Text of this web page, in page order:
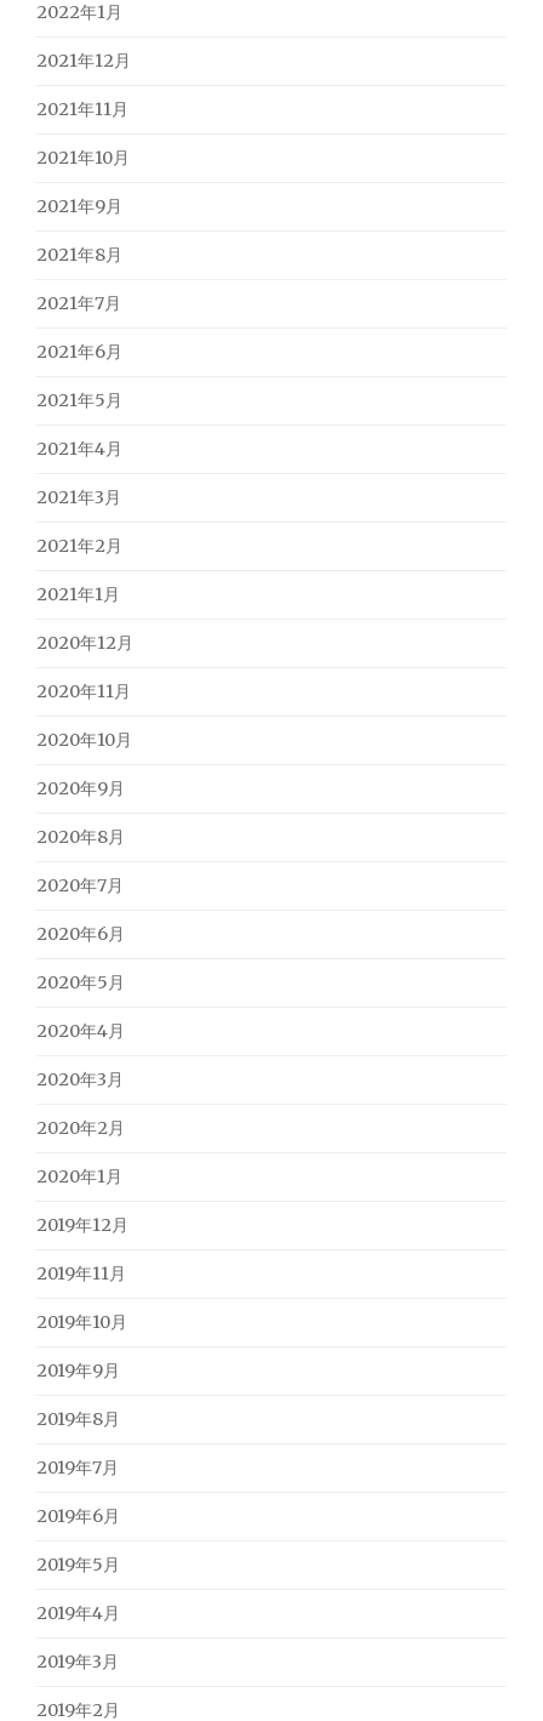
2022年1月
2021年12月
2021年11月
2021年10月
2021年9月
2021年8月
2021年7月
2021年6月
2021年5月
2021年4月
2021年3月
2021年2月
2021年1月
2020年12月
2020年11月
2020年10月
2020年9月
2020年8月
2020年7月
2020年6月
2020年5月
2020年4月
2020年3月
2020年2月
2020年1月
2019年12月
2019年11月
2019年10月
2019年9月
2019年8月
2019年7月
2019年6月
2019年5月
2019年4月
2019年3月
2019年2月